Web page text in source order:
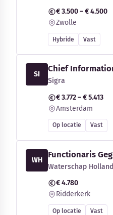
€ 3.500 – € 4.500
Zwolle
Hybride Vast
SI
Chief
Sigra
€ 3.772 – € 5.413
Amsterdam
Op locatie Vast
WH
Functionaris
Waterschap
€ 4.780
Ridderkerk
Op locatie Vast